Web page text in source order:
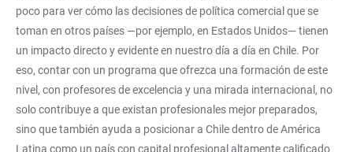
poco para ver cómo las decisiones de política comercial que se
toman en otros países —por ejemplo, en Estados Unidos— tienen
un impacto directo y evidente en nuestro día a día en Chile. Por
eso, contar con un programa que ofrezca una formación de este
nivel, con profesores de excelencia y una mirada internacional, no
solo contribuye a que existan profesionales mejor preparados,
sino que también ayuda a posicionar a Chile dentro de América
Latina como un país con capital profesional altamente calificado